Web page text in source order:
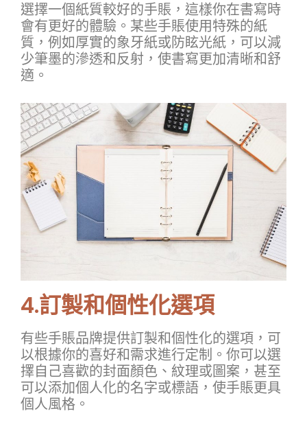
選擇一個紙質較好的手賬，這樣你在書寫時
會有更好的體驗。某些手賬使用特殊的紙
質，例如厚實的象牙紙或防眩光紙，可以減
少筆墨的滲透和反射，使書寫更加清晰和舒
適。
4.訂製和個性化選項
有些手賬品牌提供訂製和個性化的選項，可
以根據你的喜好和需求進行定制。你可以選
擇自己喜歡的封面顏色、紋理或圖案，甚至
可以添加個人化的名字或標語，使手賬更具
個人風格。